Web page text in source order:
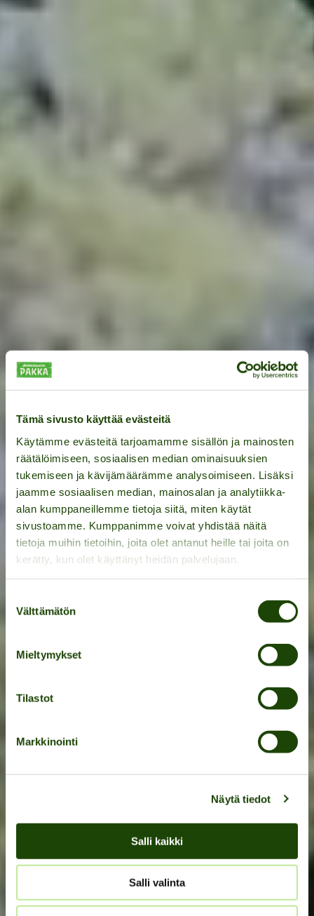
Tämä sivusto käyttää evästeitä
Käytämme evästeitä tarjoamamme sisällön ja mainosten
räätälöimiseen, sosiaalisen median ominaisuuksien
tukemiseen ja kävijämäärämme analysoimiseen. Lisäksi
jaamme sosiaalisen median, mainosalan ja analytiikka-
alan kumppaneillemme tietoja siitä, miten käytät
sivustoamme. Kumppanimme voivat yhdistää näitä
tietoja muihin tietoihin, joita olet antanut heille tai joita on
kerätty, kun olet käyttänyt heidän palvelujaan.
valinta
Välttämätön
Mieltymykset
Tilastot
Markkinointi
Näytä tiedot
Salli kaikki
Salli valinta
Koko perheen
köysiseikkailuradat
Hiekkasärkkien upeassa